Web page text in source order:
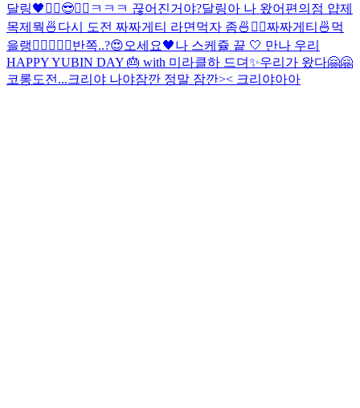
달링🖤 ✌🏻😎✌🏻 ㅋㅋㅋ 끊어진거야?달링아 나 왔어 편의점 얍제
목제뭑 🍜 다시 도전 짜짜게티 라면먹자 좀🍜✌🏻짜짜게티🍜먹
을랭 ✌🏻 🖤🍒 🖤반쪽..?😍오세요🖤나 스케쥴 끝 🤍 만나 우리
HAPPY YUBIN DAY 🎂 with 미라클하 드뎌✨우리가 왔다🤗🤗
코롱도전...크리야 나야잠깐 정말 잠깐>< 크리야아아